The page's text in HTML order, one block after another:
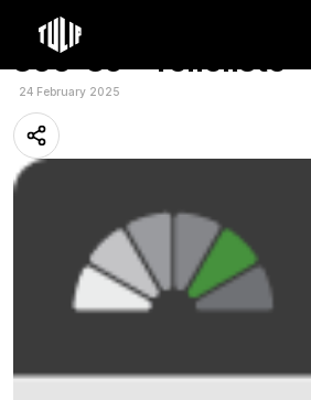
Mehrsprachig:
300-35 – Teileliste
24 February 2025